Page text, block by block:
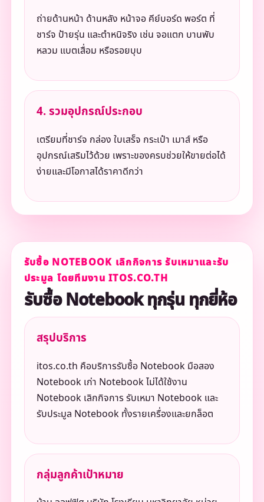
ถ่ายด้านหน้า ด้านหลัง หน้าจอ คีย์บอร์ด พอร์ต ที่
ชาร์จ ป้ายรุ่น และตำหนิจริง เช่น จอแตก บานพับ
หลวม แบตเสื่อม หรือรอยบุบ
4. รวมอุปกรณ์ประกอบ
เตรียมที่ชาร์จ กล่อง ใบเสร็จ กระเป๋า เมาส์ หรือ
อุปกรณ์เสริมไว้ด้วย เพราะของครบช่วยให้ขายต่อได้
ง่ายและมีโอกาสได้ราคาดีกว่า
รับซื้อ NOTEBOOK เลิกกิจการ รับเหมาและรับ
ประมูล โดยทีมงาน ITOS.CO.TH
รับซื้อ Notebook ทุกรุ่น ทุกยี่ห้อ
สรุปบริการ
itos.co.th คือบริการรับซื้อ Notebook มือสอง
Notebook เก่า Notebook ไม่ได้ใช้งาน
Notebook เลิกกิจการ รับเหมา Notebook และ
รับประมูล Notebook ทั้งรายเครื่องและยกล็อต
กลุ่มลูกค้าเป้าหมาย